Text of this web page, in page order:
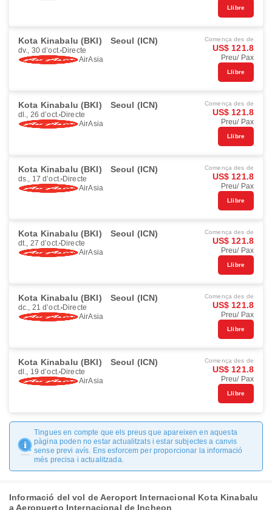
Llibre
Kota Kinabalu (BKI) Seoul (ICN)
dv., 30 d’oct. Directe
AirAsia
Comença des de
US$ 121.8
Preu/ Pax
Llibre
Kota Kinabalu (BKI) Seoul (ICN)
dl., 26 d’oct. Directe
AirAsia
Comença des de
US$ 121.8
Preu/ Pax
Llibre
Kota Kinabalu (BKI) Seoul (ICN)
ds., 17 d’oct. Directe
AirAsia
Comença des de
US$ 121.8
Preu/ Pax
Llibre
Kota Kinabalu (BKI) Seoul (ICN)
dt., 27 d’oct. Directe
AirAsia
Comença des de
US$ 121.8
Preu/ Pax
Llibre
Kota Kinabalu (BKI) Seoul (ICN)
dc., 21 d’oct. Directe
AirAsia
Comença des de
US$ 121.8
Preu/ Pax
Llibre
Kota Kinabalu (BKI) Seoul (ICN)
dl., 19 d’oct. Directe
AirAsia
Comença des de
US$ 121.8
Preu/ Pax
Llibre
Tingues en compte que els preus que apareixen en aquesta
pàgina poden no estar actualitzats i estar subjectes a canvis
sense previ avís. Ens esforcem per proporcionar la informació
més precisa i actualitzada.
Informació del vol de Aeroport Internacional Kota Kinabalu
a Aeropuerto Internacional de Incheon